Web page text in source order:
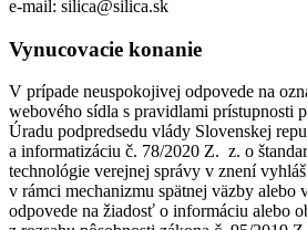
e-mail: silica@silica.sk
Vynucovacie konanie
V prípade neuspokojivej odpovede na
webového sídla s pravidlami prístupnosti
Úradu podpredsedu vlády Slovenskej
a informatizáciu č. 78/2020 Z. z. o
technológie verejnej správy v znení
v rámci mechanizmu spätnej väzby alebo
odpovede na žiadosť o informáciu alebo